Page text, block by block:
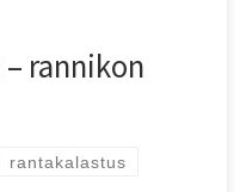
rannikon
rantakalastus